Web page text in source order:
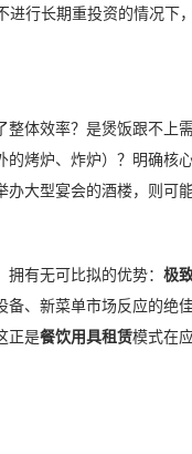
进行长期重投资的情况
体效率？是煲饭跟不上
的烤炉、炸炉）？明确
办大型宴会的酒楼，则可
有无可比拟的优势： 极
备、新菜单市场反应的绝
正是餐饮用具租赁模式在